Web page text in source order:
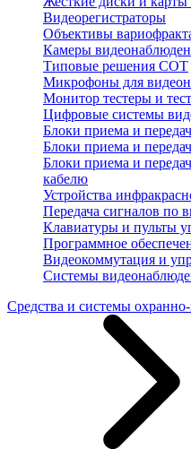
Видеорегистраторы
Объективы
Камеры
Типовые решения СОТ
Микрофоны для
Монитор тестеры и
Цифровые системы
Блоки приема и
Блоки приема и
Блоки приема и
кабелю
Устройства
Передача сигналов по
Клавиатуры и пульты
Программное
Видеокоммутация и
Системы
Средства и системы